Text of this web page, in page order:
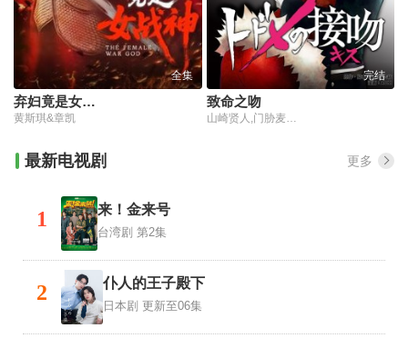
全集
弃妇竟是女战神
黄斯琪&章凯
完结
致命之吻
山崎贤人,门胁麦,弓削智久,新田真剑佑,新木优子,佐野勇斗,光石研,菅田将晖,冈田义德,志尊淳,奥贯薰,山田明乡,高桥瞳,小市慢太郎,宫泽冰鱼,堀田茜,唐田英里佳,山本亚依
最新电视剧 更多
1 来！金来号
台湾剧 第2集
2 仆人的王子殿下
日本剧 更新至06集